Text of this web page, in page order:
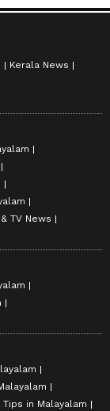
Kerala News
TV News
in Malayalam